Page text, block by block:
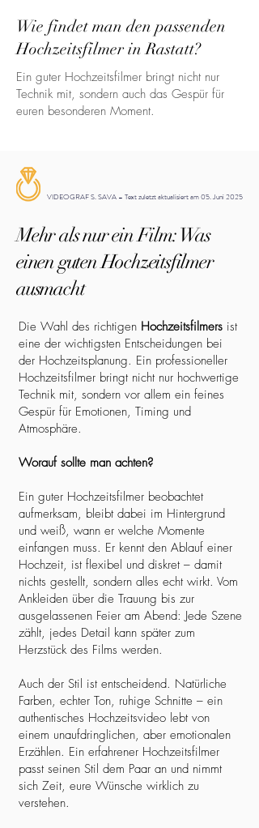
Wie findet man den passenden
Hochzeitsfilmer in Rastatt?
Ein guter Hochzeitsfilmer bringt nicht nur
Technik mit, sondern auch das Gespür für
euren besonderen Moment.
VIDEOGRAF S. SAVA – Text zuletzt aktualisiert am 05. Juni 2025
Mehr als nur ein Film: Was
einen guten Hochzeitsfilmer
ausmacht
Die Wahl des richtigen Hochzeitsfilmers ist
eine der wichtigsten Entscheidungen bei
der Hochzeitsplanung. Ein professioneller
Hochzeitsfilmer bringt nicht nur hochwertige
Technik mit, sondern vor allem ein feines
Gespür für Emotionen, Timing und
Atmosphäre.
Worauf sollte man achten?
Ein guter Hochzeitsfilmer beobachtet
aufmerksam, bleibt dabei im Hintergrund
und weiß, wann er welche Momente
einfangen muss. Er kennt den Ablauf einer
Hochzeit, ist flexibel und diskret – damit
nichts gestellt, sondern alles echt wirkt. Vom
Ankleiden über die Trauung bis zur
ausgelassenen Feier am Abend: Jede Szene
zählt, jedes Detail kann später zum
Herzstück des Films werden.
Auch der Stil ist entscheidend. Natürliche
Farben, echter Ton, ruhige Schnitte – ein
authentisches Hochzeitsvideo lebt von
einem unaufdringlichen, aber emotionalen
Erzählen. Ein erfahrener Hochzeitsfilmer
passt seinen Stil dem Paar an und nimmt
sich Zeit, eure Wünsche wirklich zu
verstehen.